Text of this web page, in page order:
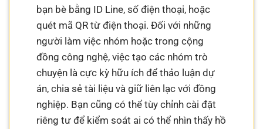
bạn bè bằng ID Line, số điện thoại, hoặc
quét mã QR từ điện thoại. Đối với những
người làm việc nhóm hoặc trong cộng
đồng công nghệ, việc tạo các nhóm trò
chuyện là cực kỳ hữu ích để thảo luận dự
án, chia sẻ tài liệu và giữ liên lạc với đồng
nghiệp. Bạn cũng có thể tùy chỉnh cài đặt
riêng tư để kiểm soát ai có thể nhìn thấy hồ